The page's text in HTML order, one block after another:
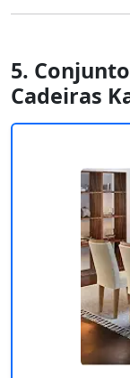
5.
Cadeiras